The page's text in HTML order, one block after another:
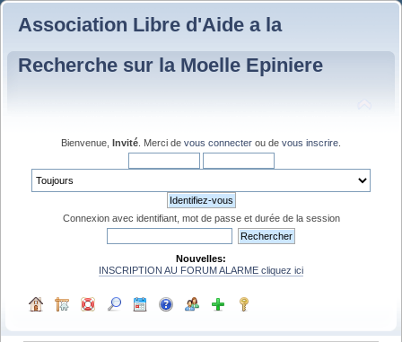
Association Libre d'Aide a la
Recherche sur la Moelle Epiniere
Bienvenue, Invité . Merci de vous connecter ou de vous inscrire
Connexion avec identifiant, mot de passe et durée de la session
Nouvelles:
INSCRIPTION AU FORUM ALARME cliquez ici